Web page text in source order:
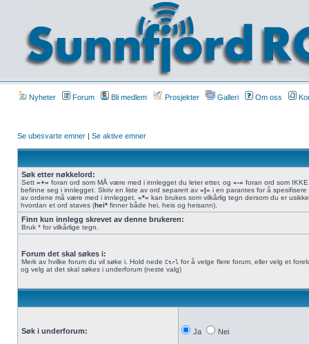
Nyheter Forum Bli medlem Prosjekter Galleri Om oss
Se ubesvarte emner | Se aktive emner
Søk etter nøkkelord:
Sett «+» foran ord som MÅ være med i innlegget du leter etter, og «-» foran ord som
befinne seg i innlegget. Skriv en liste av ord separert av «|» i en parantes for å spesifisere
av ordene må være med i innlegget. «*» kan brukes som vilkårlig tegn dersom du er
hvordan et ord staves (hei* finner både hei, heis og heisann).
Finn kun innlegg skrevet av denne brukeren:
Bruk * for vilkårlige tegn.
Forum det skal søkes i:
Merk av hvilke forum du vil søke i. Hold nede Ctrl for å velge flere forum, eller velg et
og velg at det skal søkes i underforum (neste valg)
Søk i underforum: Ja Nei